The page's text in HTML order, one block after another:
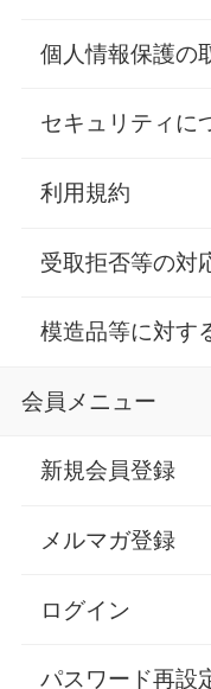
個人情報保護の
セキュリティに
利用規約
受取拒否等の対
模造品等に対す
会員メニュー
新規会員登録
メルマガ登録
ログイン
パスワード再設